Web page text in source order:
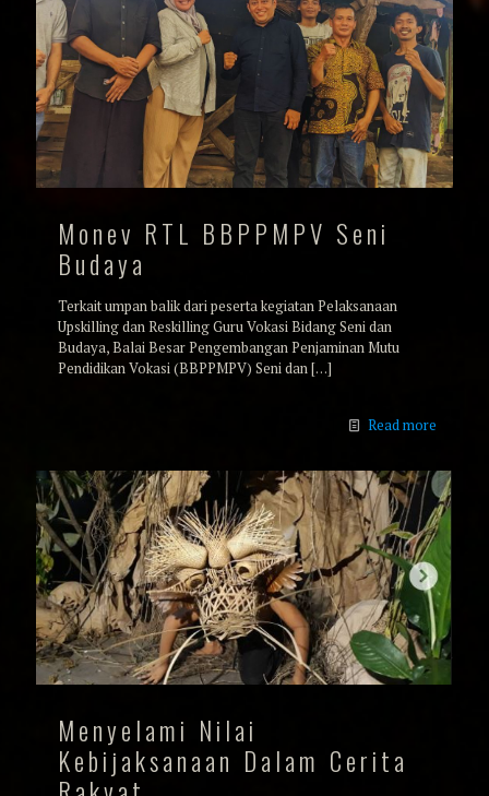
Monev RTL BBPPMPV Seni
Budaya
Terkait umpan balik dari peserta kegiatan Pelaksanaan
Upskilling dan Reskilling Guru Vokasi Bidang Seni dan
Budaya, Balai Besar Pengembangan Penjaminan Mutu
Pendidikan Vokasi (BBPPMPV) Seni dan[…]
Read more
Menyelami Nilai
Kebijaksanaan Dalam Cerita